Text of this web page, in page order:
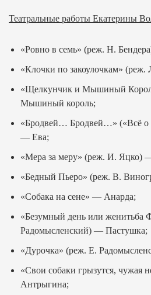
Театральные работы Екатерины
«Ровно в семь» (реж. Н.
«Клочки по закоулочкам»
«Щелкунчик и Мышиный
Мышиный король;
«Бродвей… Бродвей…» («Всё
— Ева;
«Мера за меру» (реж. И. Яцко)
«Бедный Пьеро» (реж. В.
«Собака на сене» — Анарда;
«Безумный день или женитьба
Радомысленский) — Пастушка;
«Дурочка» (реж. Е.
«Свои собаки грызутся, чужая
Антрыгина;